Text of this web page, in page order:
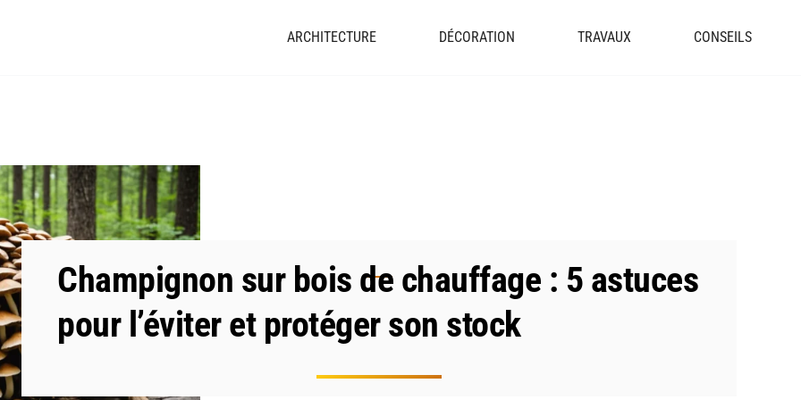
ARCHITECTURE DÉCORATION TRAVAUX CONSEILS
Champignon sur bois de chauffage : 5 astuces
pour l’éviter et protéger son stock